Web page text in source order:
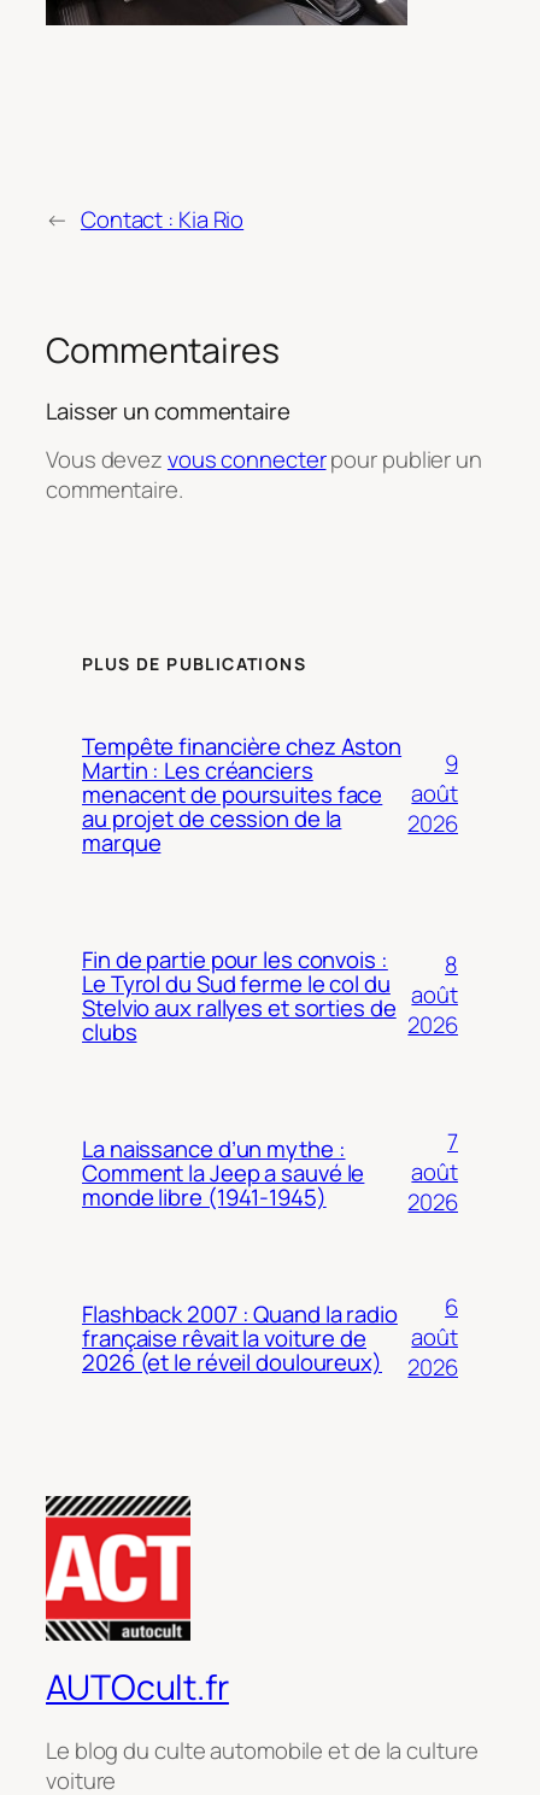
← Contact : Kia Rio
Commentaires
Laisser un commentaire
Vous devezvous connecterpour publier un
commentaire.
PLUS DE PUBLICATIONS
Tempête financière chez Aston
Martin : Les créanciers
menacent de poursuites face
au projet de cession de la
marque
9
août
2026
Fin de partie pour les convois :
Le Tyrol du Sud ferme le col du
Stelvio aux rallyes et sorties de
clubs
8
août
2026
La naissance d’un mythe :
Comment la Jeep a sauvé le
monde libre (1941-1945)
7
août
2026
Flashback 2007 : Quand la radio
française rêvait la voiture de
2026 (et le réveil douloureux)
6
août
2026
AUTOcult.fr
Le blog du culte automobile et de la culture
voiture